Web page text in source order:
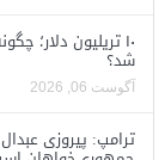
۱۰ تریلیون دلار؛
شد؟
آگوست 06, 2026
ترامپ: پیروزی